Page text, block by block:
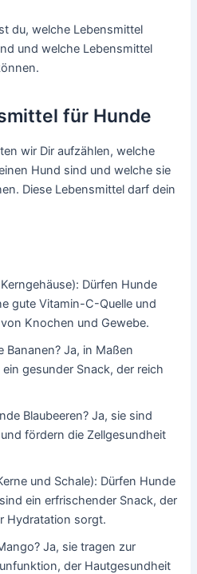
du, welche Lebensmittel
und welche Lebensmittel
für Hunde
wir Dir aufzählen, welche
Hund sind und welche sie
Diese Lebensmittel darf dein
Dürfen Hunde
gute Vitamin-C-Quelle und
Knochen und Gewebe.
Bananen? Ja, in Maßen
gesunder Snack, der reich
Blaubeeren? Ja, sie sind
fördern die Zellgesundheit
und Schale): Dürfen Hunde
ein erfrischender Snack, der
Hydratation sorgt.
Ja, sie tragen zur
der Hautgesundheit